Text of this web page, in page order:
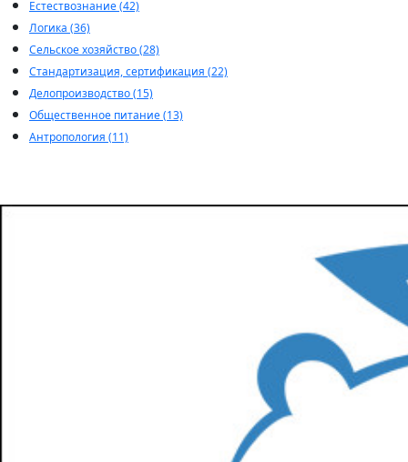
Естествознание (42)
Логика (36)
Сельское хозяйство (28)
Стандартизация, сертификация (22)
Делопроизводство (15)
Общественное питание (13)
Антропология (11)